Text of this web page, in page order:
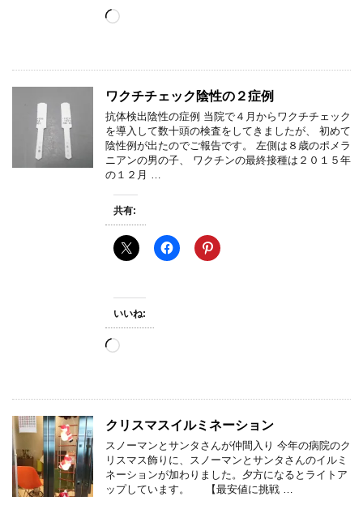
読
み
ワクチチェック陰性の２症例
抗体検出陰性の症例 当院で４月からワクチチェック
を導入して数十頭の検査をしてきましたが、 初めて
陰性例が出たのでご報告です。 左側は８歳のポメラ
ニアンの男の子、 ワクチンの最終接種は２０１５年
の１２月 …
共有:
いいね:
読
み
クリスマスイルミネーション
スノーマンとサンタさんが仲間入り 今年の病院のク
リスマス飾りに、スノーマンとサンタさんのイルミ
ネーションが加わりました。夕方になるとライトア
ップしています。 【最安値に挑戦 …